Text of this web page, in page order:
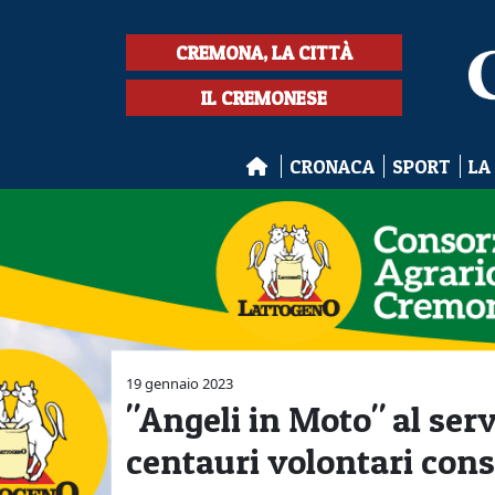
CREMONA, LA CITTÀ
IL CREMONESE
CRONACA SPORT LA
19 gennaio 2023
"Angeli in Moto" al
centauri volontari